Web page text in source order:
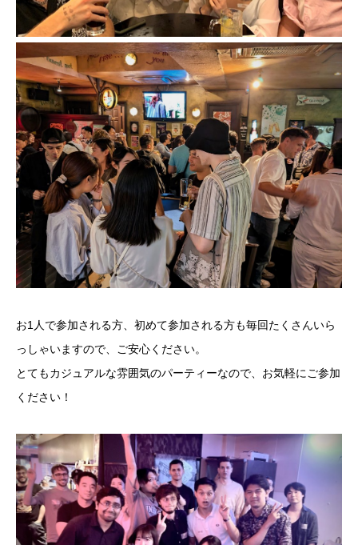
お1人で参加される方、初めて参加される方も毎回たくさんいら
っしゃいますので、ご安心ください。
とてもカジュアルな雰囲気のパーティーなので、お気軽にご参加
ください！